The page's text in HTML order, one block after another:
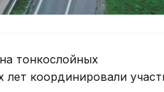
тонкослойных
лет координировали